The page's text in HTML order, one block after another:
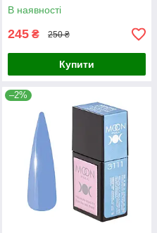
В наявності
245 ₴ 250 ₴
Купити
–2%